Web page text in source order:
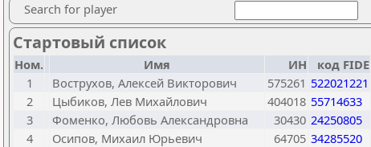
Search for player
Стартовый список
Ном. Имя ИН код FIDE
1
Вострухов, Алексей Викторович 575261 522021221
2
Цыбиков, Лев Михайлович 404018 55714633
3
Фоменко, Любовь Александровна 30430 24250805
4
Осипов, Михаил Юрьевич 64705 34285520